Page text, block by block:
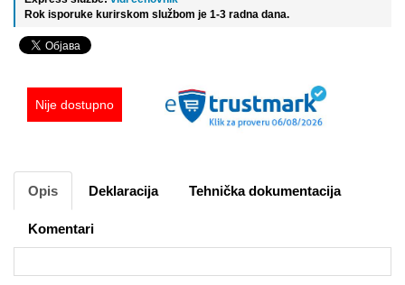
Rok isporuke kurirskom službom je 1-3 radna dana.
Nije dostupno
Opis Deklaracija Tehnička dokumentacija
Komentari